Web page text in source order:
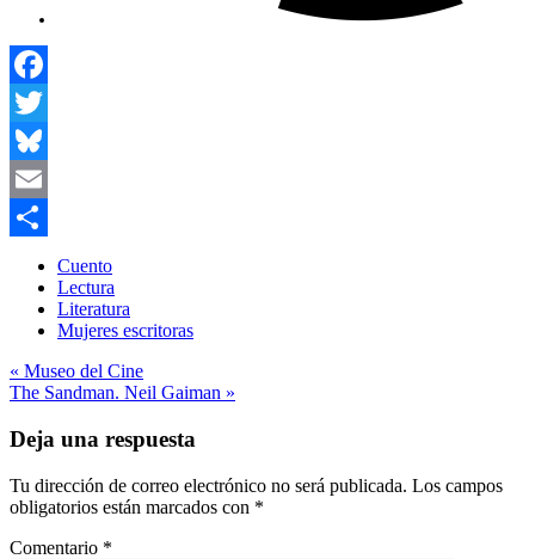
Facebook
Twitter
Bluesky
Email
Compartir
Cuento
Lectura
Literatura
Mujeres escritoras
Navegación
de
entradas
« Museo del Cine
The Sandman. Neil Gaiman »
Deja una respuesta
Tu dirección de correo electrónico no será publicada. Los campos
obligatorios están marcados con *
Comentario *